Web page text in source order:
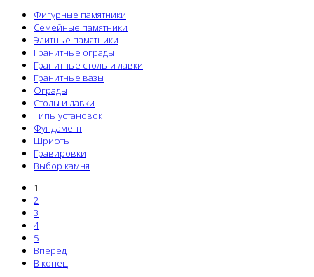
Фигурные памятники
Семейные памятники
Элитные памятники
Гранитные ограды
Гранитные столы и лавки
Гранитные вазы
Ограды
Столы и лавки
Типы установок
Фундамент
Шрифты
Гравировки
Выбор камня
1
2
3
4
5
Вперёд
В конец